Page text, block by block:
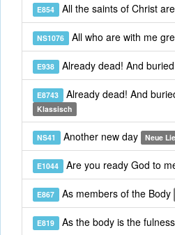
E854 All the saints of Christ are
NS1076 All who are with me
E938 Already dead! And
E8743 Already dead! And
Klassisch
NS41 Another new day Neue
E1044 Are you ready God to
E867 As members of the Body
E819 As the body is the fulness